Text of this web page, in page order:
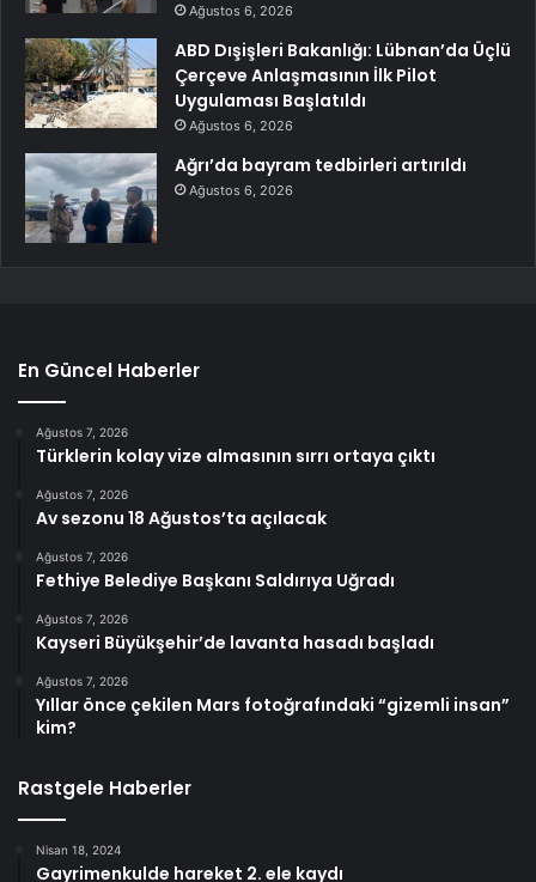
Ağustos 6, 2026
ABD Dışişleri Bakanlığı: Lübnan’da Üçlü
Çerçeve Anlaşmasının İlk Pilot
Uygulaması Başlatıldı
Ağustos 6, 2026
Ağrı’da bayram tedbirleri artırıldı
Ağustos 6, 2026
En Güncel Haberler
Ağustos 7, 2026
Türklerin kolay vize almasının sırrı ortaya çıktı
Ağustos 7, 2026
Av sezonu 18 Ağustos’ta açılacak
Ağustos 7, 2026
Fethiye Belediye Başkanı Saldırıya Uğradı
Ağustos 7, 2026
Kayseri Büyükşehir’de lavanta hasadı başladı
Ağustos 7, 2026
Yıllar önce çekilen Mars fotoğrafındaki “gizemli insan”
kim?
Rastgele Haberler
Nisan 18, 2024
Gayrimenkulde hareket 2. ele kaydı